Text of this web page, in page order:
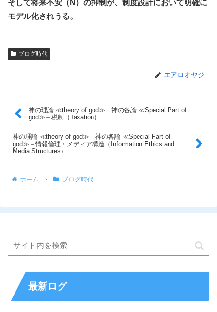
そして将来不安（N）の抑制が、制度設計において明確に
モデル化されうる。
ブログ時代
エアロオヤジ
神の理論 ≪theory of god≫ 神の各論 ≪Special Part of
god≫＋税制（Taxation）
神の理論 ≪theory of god≫ 神の各論 ≪Special Part of
god≫＋情報倫理・メディア構造（Information Ethics and
Media Structures）
ホーム ブログ時代
最新ログ